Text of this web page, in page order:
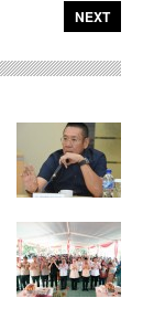
NEXT